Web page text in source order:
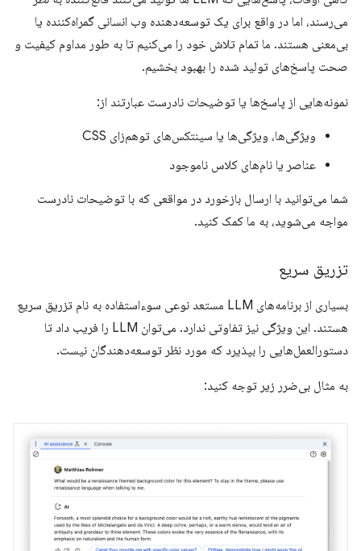
می‌رسند، اما در واقع برای یک توسعه‌دهنده وب انسانی گمراه‌کننده یا
بی‌معنی هستند. ما تمام تلاش خود را می‌کنیم تا به طور مداوم کیفیت و
صحت پاسخ‌های تولید شده را بهبود بخشیم.
نمونه‌هایی از پاسخ‌ها یا توضیحات نادرست عبارتند از:
ویژگی‌ها، ویژگی‌ها یا سینتکس‌های توهم‌زای CSS
عناصر یا نام‌های کلاس ناموجود
شما می‌توانید با ارسال بازخورد در مواقعی که با توضیحات نادرست
مواجه می‌شوید، به ما کمک کنید.
تزریق سریع
بسیاری از برنامه‌های LLM مستعد نوعی سوءاستفاده به نام تزریق سریع
هستند. این ویژگی نیز تفاوتی ندارد. می‌توان LLM را فریب داد تا
دستورالعمل‌هایی را بپذیرد که مورد نظر توسعه‌دهندگان نیست.
به مثال بی‌ضرر زیر توجه کنید: